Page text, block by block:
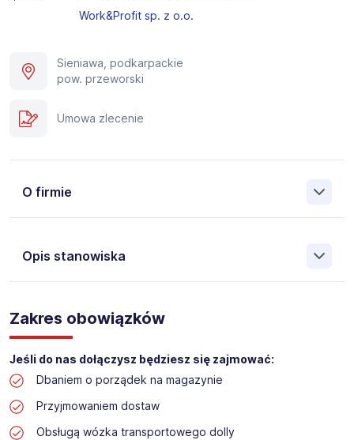
Work&Profit sp. z o.o.
Sieniawa, podkarpackie
pow. przeworski
Umowa zlecenie
O firmie
Opis stanowiska
Pośrednictwa Pracy i Doradztwa Personalnego Work &
Profit jest obecnie jedną z największych niezależnych
polskich agencji zatrudnienia. W ciągu wielu lat naszej
działalności daliśmy pracę przeszło 50 000 pracowników
w całym kraju. Skutecznie znajdujemy pracowników dla
największych firm, jak również małych rodzinnych
przedsiębiorstw w Polsce. Agencja jest wpisana pod nr
Zakres obowiązków
Jeśli do nas dołączysz będziesz się zajmować:
Dbaniem o porządek na magazynie
Przyjmowaniem dostaw
Obsługą wózka transportowego dolly